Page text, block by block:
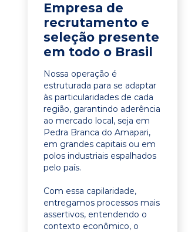
Empresa de
recrutamento e
seleção presente
em todo o Brasil
Nossa operação é
estruturada para se adaptar
às particularidades de cada
região, garantindo aderência
ao mercado local, seja em
Pedra Branca do Amapari,
em grandes capitais ou em
polos industriais espalhados
pelo país.
Com essa capilaridade,
entregamos processos mais
assertivos, entendendo o
contexto econômico, o